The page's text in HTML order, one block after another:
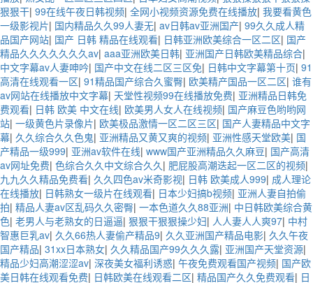
狠狠干| 99在线午夜日韩视频| 全网小视频资源免费在线播放| 我要看黄色
一级影视片| 国内精品久久99人妻无| av日韩av亚洲国产| 99久久成人精
品国产网站| 国产 日韩 精品在线观看| 日韩亚洲欧美综合一区二区| 国产
精品久久久久久久久av| aaa亚洲欧美日韩| 亚洲国产日韩欧美精品综合|
中文字幕av人妻呻吟| 国产中文在线二区三区免| 日韩中文字幕第十页| 91
高清在线观看一区| 91精品国产综合久蜜臀| 欧美精产国品一区二区| 谁有
av网站在线播放中文字幕| 天堂性视频99在线播放免费| 亚洲精品日韩免
费观看| 日韩 欧美 中文在线| 欧美男人女人在线视频| 国产麻豆色哟哟网
站| 一级黄色片录像片| 欧美极品激情一区二区三区| 国产人妻精品中文字
幕| 久久综合久久色鬼| 亚洲精品又黄又爽的视频| 亚洲性感天堂欧美| 国
产精品一级999| 亚洲av软件在线| www国产亚洲精品久久麻豆| 国产高清
av网址免费| 色综合久久中文综合久久| 肥屁股高潮迭起一区二区的视频|
九九久久精品免费看| 久久四色av米奇影视| 日韩 欧美成人999| 成人理论
在线播放| 日韩熟女一级片在线观看| 日本少妇搞b视频| 亚洲人妻自拍偷
拍| 精品人妻av区乱码久久密臀| 一本色道久久88亚洲| 中日韩欧美综合黄
色| 老男人与老熟女的日逼逼| 狠狠干狠狠操少妇| 人人妻人人爽97| 中村
智惠巨乳av| 久久66热人妻偷产精品9| 久久亚洲国产精品电影| 久久午夜
国产精品| 31xx日本熟女| 久久精品国产99久久久露| 亚洲国产天堂资源|
精品少妇高潮涩涩av| 深夜美女福利诱惑| 午夜免费观看国产视频| 国产欧
美日韩在线观看免费| 日韩欧美在线观看二区| 精品国产久久免费观看| 日